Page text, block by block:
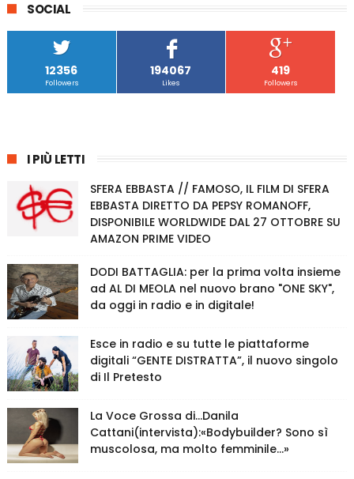
SOCIAL
12356
Followers
194067
Likes
419
Followers
I PIÙ LETTI
SFERA EBBASTA // FAMOSO, IL FILM DI SFERA
EBBASTA DIRETTO DA PEPSY ROMANOFF,
DISPONIBILE WORLDWIDE DAL 27 OTTOBRE SU
AMAZON PRIME VIDEO
DODI BATTAGLIA: per la prima volta insieme
ad AL DI MEOLA nel nuovo brano "ONE SKY",
da oggi in radio e in digitale!
Esce in radio e su tutte le piattaforme
digitali “GENTE DISTRATTA”, il nuovo singolo
di Il Pretesto
La Voce Grossa di…Danila
Cattani(intervista):«Bodybuilder? Sono sì
muscolosa, ma molto femminile…»